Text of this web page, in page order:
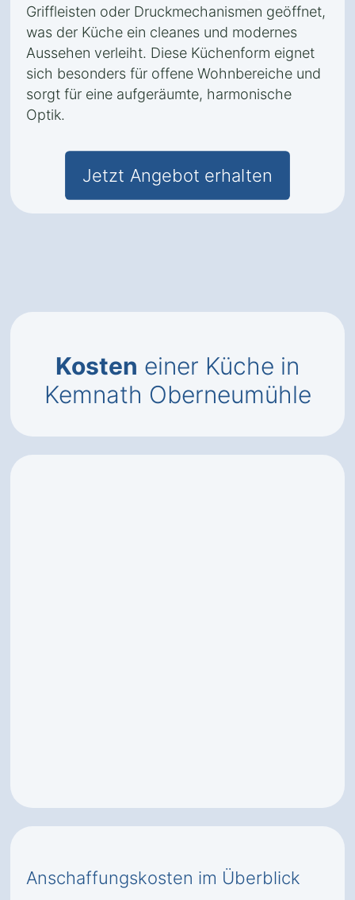
Griffleisten oder Druckmechanismen geöffnet,
was der Küche ein cleanes und modernes
Aussehen verleiht. Diese Küchenform eignet
sich besonders für offene Wohnbereiche und
sorgt für eine aufgeräumte, harmonische
Optik.
Jetzt Angebot erhalten
Kosten einer Küche in
Kemnath Oberneumühle
Anschaffungskosten im Überblick